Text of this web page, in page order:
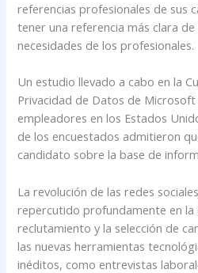
referencias profesionales de sus
tener una referencia más clara
necesidades de los profesionales.
Un estudio llevado a cabo en la
Privacidad de Datos de
empleadores en los Estados
de los encuestados admitieron
candidato sobre la base de
La revolución de las redes
repercutido profundamente en la
reclutamiento y la selección de
las nuevas herramientas
inéditos, como entrevistas